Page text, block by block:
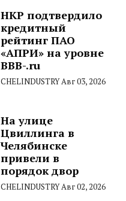
НКР подтвердило
кредитный
рейтинг ПАО
«АПРИ» на уровне
BBB-.ru
CHELINDUSTRYАвг 03, 2026
На улице
Цвиллинга в
Челябинске
привели в
порядок двор
CHELINDUSTRYАвг 02, 2026